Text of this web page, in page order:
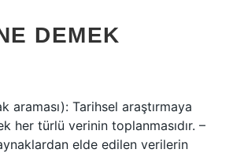
DEMEK
araması): Tarihsel araştırmaya
her türlü verinin toplanmasıdır. –
elde edilen verilerin